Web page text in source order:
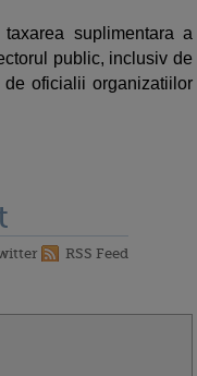
suplimentara a
public, inclusiv de
de oficialii organizatiilor
RSS Feed